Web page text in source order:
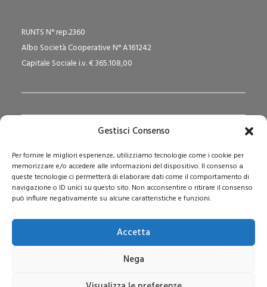
Gestisci Consenso
Per fornire le migliori esperienze, utilizziamo tecnologie come i cookie per
memorizzare e/o accedere alle informazioni del dispositivo. Il consenso a
queste tecnologie ci permetterà di elaborare dati come il comportamento di
navigazione o ID unici su questo sito. Non acconsentire o ritirare il consenso
può influire negativamente su alcune caratteristiche e funzioni.
Accetta
Nega
RUNTS N° rep.2360
Albo Società Cooperative N° A161242
Capitale Sociale i.v. € 365.108,00
Via San Domenico Savio, 6 – 20017 Rho (MI)
Reg. Tribunale: n. 187 del 29/03/97 | ISSN: 1593-2259
Web:www.pedagogia.it